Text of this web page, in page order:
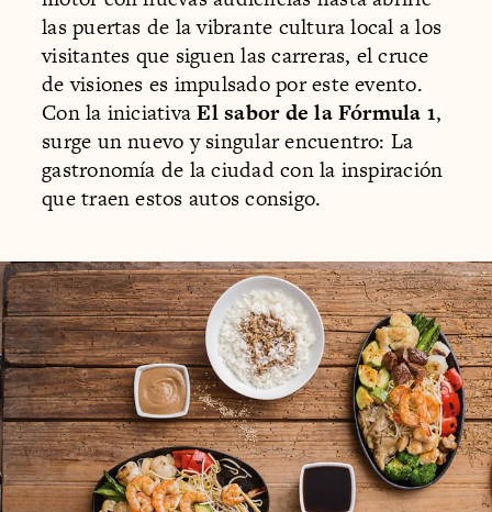
las puertas de la vibrante cultura local a los
visitantes que siguen las carreras, el cruce
de visiones es impulsado por este evento.
Con la iniciativaEl sabor de la Fórmula 1,
surge un nuevo y singular encuentro: La
gastronomía de la ciudad con la inspiración
que traen estos autos consigo.